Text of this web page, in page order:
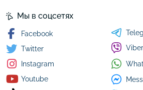
Мы в соцсетях
Facebook
Twitter
Instagram
Youtube
Viber